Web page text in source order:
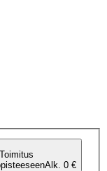
Toimitus
Alk. 0 €